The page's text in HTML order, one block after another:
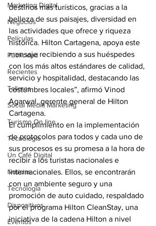
Marketing Digital
Negocios
Películas
Publicidad
Recientes
Talleres
Social Media Marketing
Turismo On line
Tecnología
Un Café Digital
Noticias
Tecnología
Dispositivos
Eventos
destinos más turísticos, gracias a la
belleza de sus paisajes, diversidad en
las actividades que ofrece y riqueza
histórica. Hilton Cartagena, apoya este
mensaje recibiendo a sus huéspedes
con los más altos estándares de calidad,
servicio y hospitalidad, destacando las
costumbres locales”, afirmó Vinod
Agarwal, gerente general de Hilton
Cartagena.
El cumplimiento en la implementación
de protocolos para todos y cada uno de
sus procesos es su promesa a la hora de
recibir a los turistas nacionales e
internacionales. Ellos, se encontrarán
con un ambiente seguro y una
promoción de auto cuidado, respaldado
por el programa Hilton CleanStay, una
iniciativa de la cadena Hilton a nivel